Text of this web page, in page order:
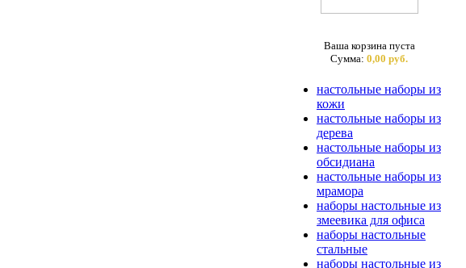
Ваша корзина пуста
Сумма: 0,00 руб.
настольные наборы из
кожи
настольные наборы из
дерева
настольные наборы из
обсидиана
настольные наборы из
мрамора
наборы настольные из
змеевика для офиса
наборы настольные
стальные
наборы настольные из